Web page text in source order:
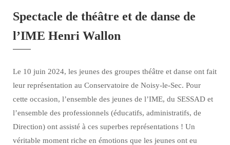
Spectacle de théâtre et de danse de
l’IME Henri Wallon
Le 10 juin 2024, les jeunes des groupes théâtre et danse ont fait
leur représentation au Conservatoire de Noisy-le-Sec. Pour
cette occasion, l’ensemble des jeunes de l’IME, du SESSAD et
l’ensemble des professionnels (éducatifs, administratifs, de
Direction) ont assisté à ces superbes représentations ! Un
véritable moment riche en émotions que les jeunes ont eu